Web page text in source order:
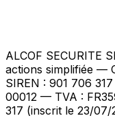
ALCOF SECURITE
actions simplifiée —
SIREN : 901 706
00012 — TVA :
317 (inscrit le 23/07/